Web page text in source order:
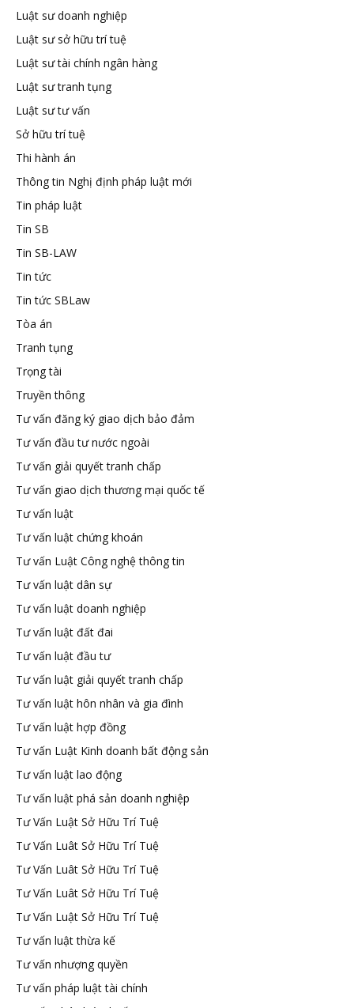
Luật sư doanh nghiệp
Luật sư sở hữu trí tuệ
Luật sư tài chính ngân hàng
Luật sư tranh tụng
Luật sư tư vấn
Sở hữu trí tuệ
Thi hành án
Thông tin Nghị định pháp luật mới
Tin pháp luật
Tin SB
Tin SB-LAW
Tin tức
Tin tức SBLaw
Tòa án
Tranh tụng
Trọng tài
Truyền thông
Tư vấn đăng ký giao dịch bảo đảm
Tư vấn đầu tư nước ngoài
Tư vấn giải quyết tranh chấp
Tư vấn giao dịch thương mại quốc tế
Tư vấn luật
Tư vấn luật chứng khoán
Tư vấn Luật Công nghệ thông tin
Tư vấn luật dân sự
Tư vấn luật doanh nghiệp
Tư vấn luật đất đai
Tư vấn luật đầu tư
Tư vấn luật giải quyết tranh chấp
Tư vấn luật hôn nhân và gia đình
Tư vấn luật hợp đồng
Tư vấn Luật Kinh doanh bất động sản
Tư vấn luật lao động
Tư vấn luật phá sản doanh nghiệp
Tư Vấn Luật Sở Hữu Trí Tuệ
Tư Vấn Luât Sở Hữu Trí Tuệ
Tư Vấn Luât Sở Hữu Trí Tuệ
Tư Vấn Luât Sở Hữu Trí Tuệ
Tư Vấn Luật Sở Hữu Trí Tuệ
Tư vấn luật thừa kế
Tư vấn nhượng quyền
Tư vấn pháp luật tài chính